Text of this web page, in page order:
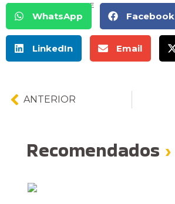
COMPARTILHE
WhatsApp Facebook
LinkedIn Email
ANTERIOR
Recomendados ›